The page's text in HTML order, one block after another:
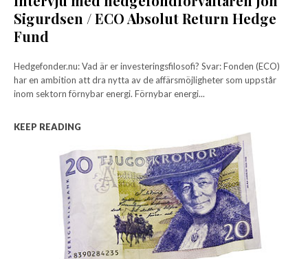
Sigurdsen / ECO Absolut Return Hedge
Fund
Hedgefonder.nu: Vad är er investeringsfilosofi? Svar: Fonden (ECO)
har en ambition att dra nytta av de affärsmöjligheter som uppstår
inom sektorn förnybar energi. Förnybar energi...
KEEP READING